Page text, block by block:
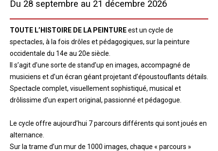
Du 28 septembre au 21 décembre 2026
TOUTE L’HISTOIRE DE LA PEINTUREest un cycle de
spectacles, à la fois drôles et pédagogiques, sur la peinture
occidentale du 14e au 20e siècle.
Il s’agit d’une sorte de stand’up en images, accompagné de
musiciens et d’un écran géant projetant d’époustouflants détails.
Spectacle complet, visuellement sophistiqué, musical et
drôlissime d’un expert original, passionné et pédagogue.
Le cycle offre aujourd’hui 7 parcours différents qui sont joués en
alternance.
Sur la trame d’un mur de 1000 images, chaque « parcours »